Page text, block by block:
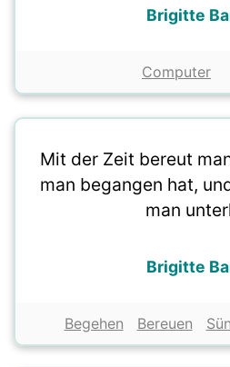
Brigitte
Computer
Mit der Zeit bereut
man begangen hat,
man
Brigitte
Begehen Bereuen